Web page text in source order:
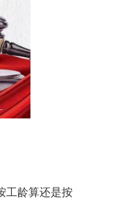
工龄算还是按